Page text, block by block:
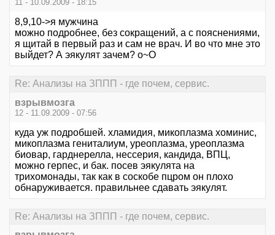
11 - 10.09.2009 - 18:15
8,9,10->я мужчина
можно подробнее, без сокращений, а с пояснениями,
я щитай в первый раз и сам не врач. И во что мне это
выйдет? А эякулят зачем? o~O
Re: Анализы на ЗППП - где почем, сервис.
взрывмозга
12 - 11.09.2009 - 07:56
куда уж подробшей. хламидия, микоплазма хоминис,
микоплазма гениталиум, уреоплазма, уреоплазма
биовар, гарднерелла, нессерия, кандида, ВПЦ,
можно герпес, и бак. посев эякулята на
трихомонады, так как в соскобе пцром он плохо
обнаруживается. правильнее сдавать эякулят.
Re: Анализы на ЗППП - где почем, сервис.